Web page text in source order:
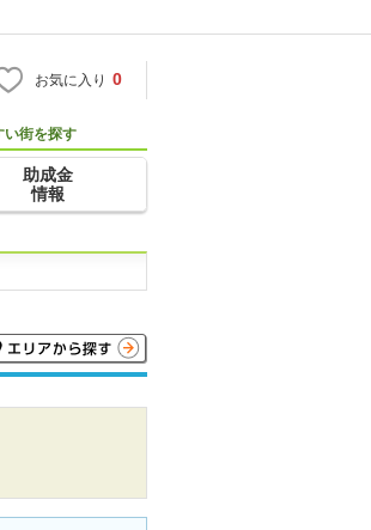
お気に入り 0
い街を探す
助成金
情報